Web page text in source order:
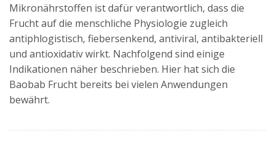
Mikronährstoffen ist dafür verantwortlich, dass die
Frucht auf die menschliche Physiologie zugleich
antiphlogistisch, fiebersenkend, antiviral, antibakteriell
und antioxidativ wirkt. Nachfolgend sind einige
Indikationen näher beschrieben. Hier hat sich die
Baobab Frucht bereits bei vielen Anwendungen
bewährt.